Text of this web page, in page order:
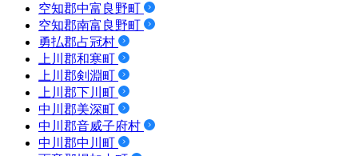
空知郡中富良野町
空知郡南富良野町
勇払郡占冠村
上川郡和寒町
上川郡剣淵町
上川郡下川町
中川郡美深町
中川郡音威子府村
中川郡中川町